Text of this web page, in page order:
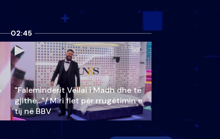
02:45
"Faleminderit Vëllai i Madh dhe të
gjithë…"/ Miri flet për rrugëtimin e
tij në BBV